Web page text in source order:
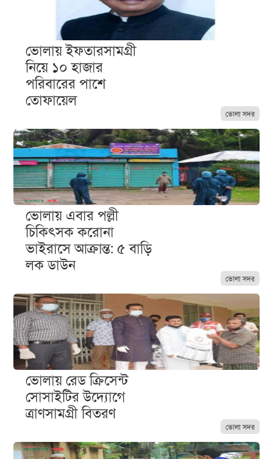
ভোলা সদর
ভোলায় ইফতারসামগ্রী
নিয়ে ১০ হাজার
পরিবারের পাশে
তোফায়েল
ভোলা সদর
ভোলায় এবার পল্লী
চিকিৎসক করোনা
ভাইরাসে আক্রান্ত: ৫ বাড়ি
লক ডাউন
ভোলা সদর
ভোলায় রেড ক্রিসেন্ট
সোসাইটির উদ্যোগে
ত্রাণসামগ্রী বিতরণ